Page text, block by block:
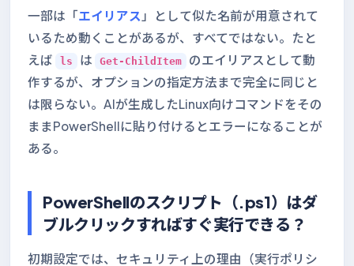
一部は「エイリアス 」として似た名前が用意されて
いるため動くことがあるが、すべてではない。たと
えば
ls は Get-ChildItem
のエイリアスとして動
作するが、オプションの指定方法まで完全に同じと
は限らない。AIが生成したLinux向けコマンドをその
ままPowerShellに貼り付けるとエラーになることが
ある。
PowerShellのスクリプト（.ps1）はダ
ブルクリックすればすぐ実行できる？
初期設定では、セキュリティ上の理由（実行ポリシ